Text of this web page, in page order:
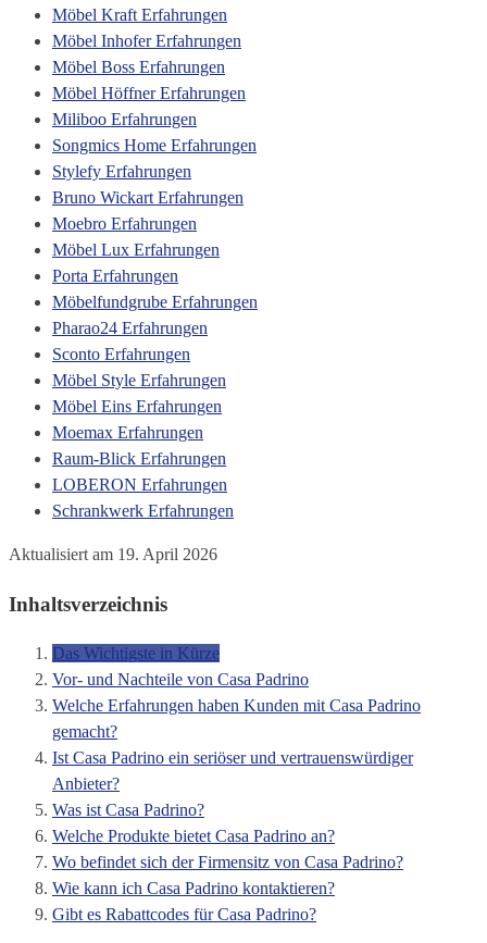
Möbel Kraft Erfahrungen
Möbel Inhofer Erfahrungen
Möbel Boss Erfahrungen
Möbel Höffner Erfahrungen
Miliboo Erfahrungen
Songmics Home Erfahrungen
Stylefy Erfahrungen
Bruno Wickart Erfahrungen
Moebro Erfahrungen
Möbel Lux Erfahrungen
Porta Erfahrungen
Möbelfundgrube Erfahrungen
Pharao24 Erfahrungen
Sconto Erfahrungen
Möbel Style Erfahrungen
Möbel Eins Erfahrungen
Moemax Erfahrungen
Raum-Blick Erfahrungen
LOBERON Erfahrungen
Schrankwerk Erfahrungen
Aktualisiert am 19. April 2026
Inhaltsverzeichnis
Das Wichtigste in Kürze
Vor- und Nachteile von Casa Padrino
Welche Erfahrungen haben Kunden mit Casa Padrino
gemacht?
Ist Casa Padrino ein seriöser und vertrauenswürdiger
Anbieter?
Was ist Casa Padrino?
Welche Produkte bietet Casa Padrino an?
Wo befindet sich der Firmensitz von Casa Padrino?
Wie kann ich Casa Padrino kontaktieren?
Gibt es Rabattcodes für Casa Padrino?